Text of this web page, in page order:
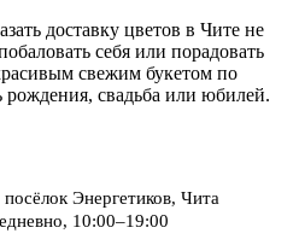
доставку цветов в Чите не
себя или порадовать
свежим букетом по
свадьба или юбилей.
Энергетиков, Чита
10:00–19:00